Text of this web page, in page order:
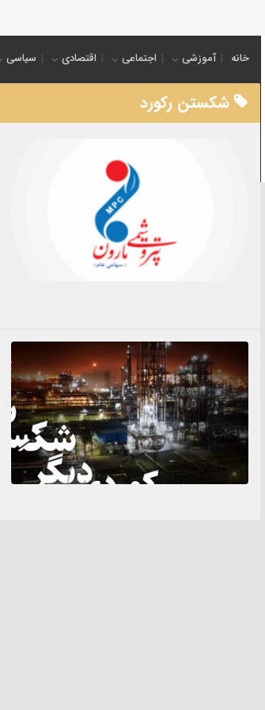
خانه آموزشی اجتماعی اقتصادی سیاسی
شکستن رکورد